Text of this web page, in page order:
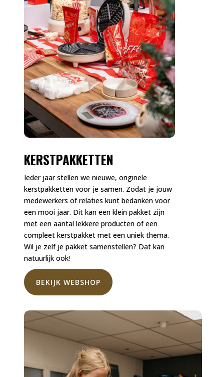
KERSTPAKKETTEN
Ieder jaar stellen we nieuwe, originele
kerstpakketten voor je samen. Zodat je jouw
medewerkers of relaties kunt bedanken voor
een mooi jaar. Dit kan een klein pakket zijn
met een aantal lekkere producten of een
compleet kerstpakket met een uniek thema.
Wil je zelf je pakket samenstellen? Dat kan
natuurlijk ook!
BEKIJK WEBSHOP